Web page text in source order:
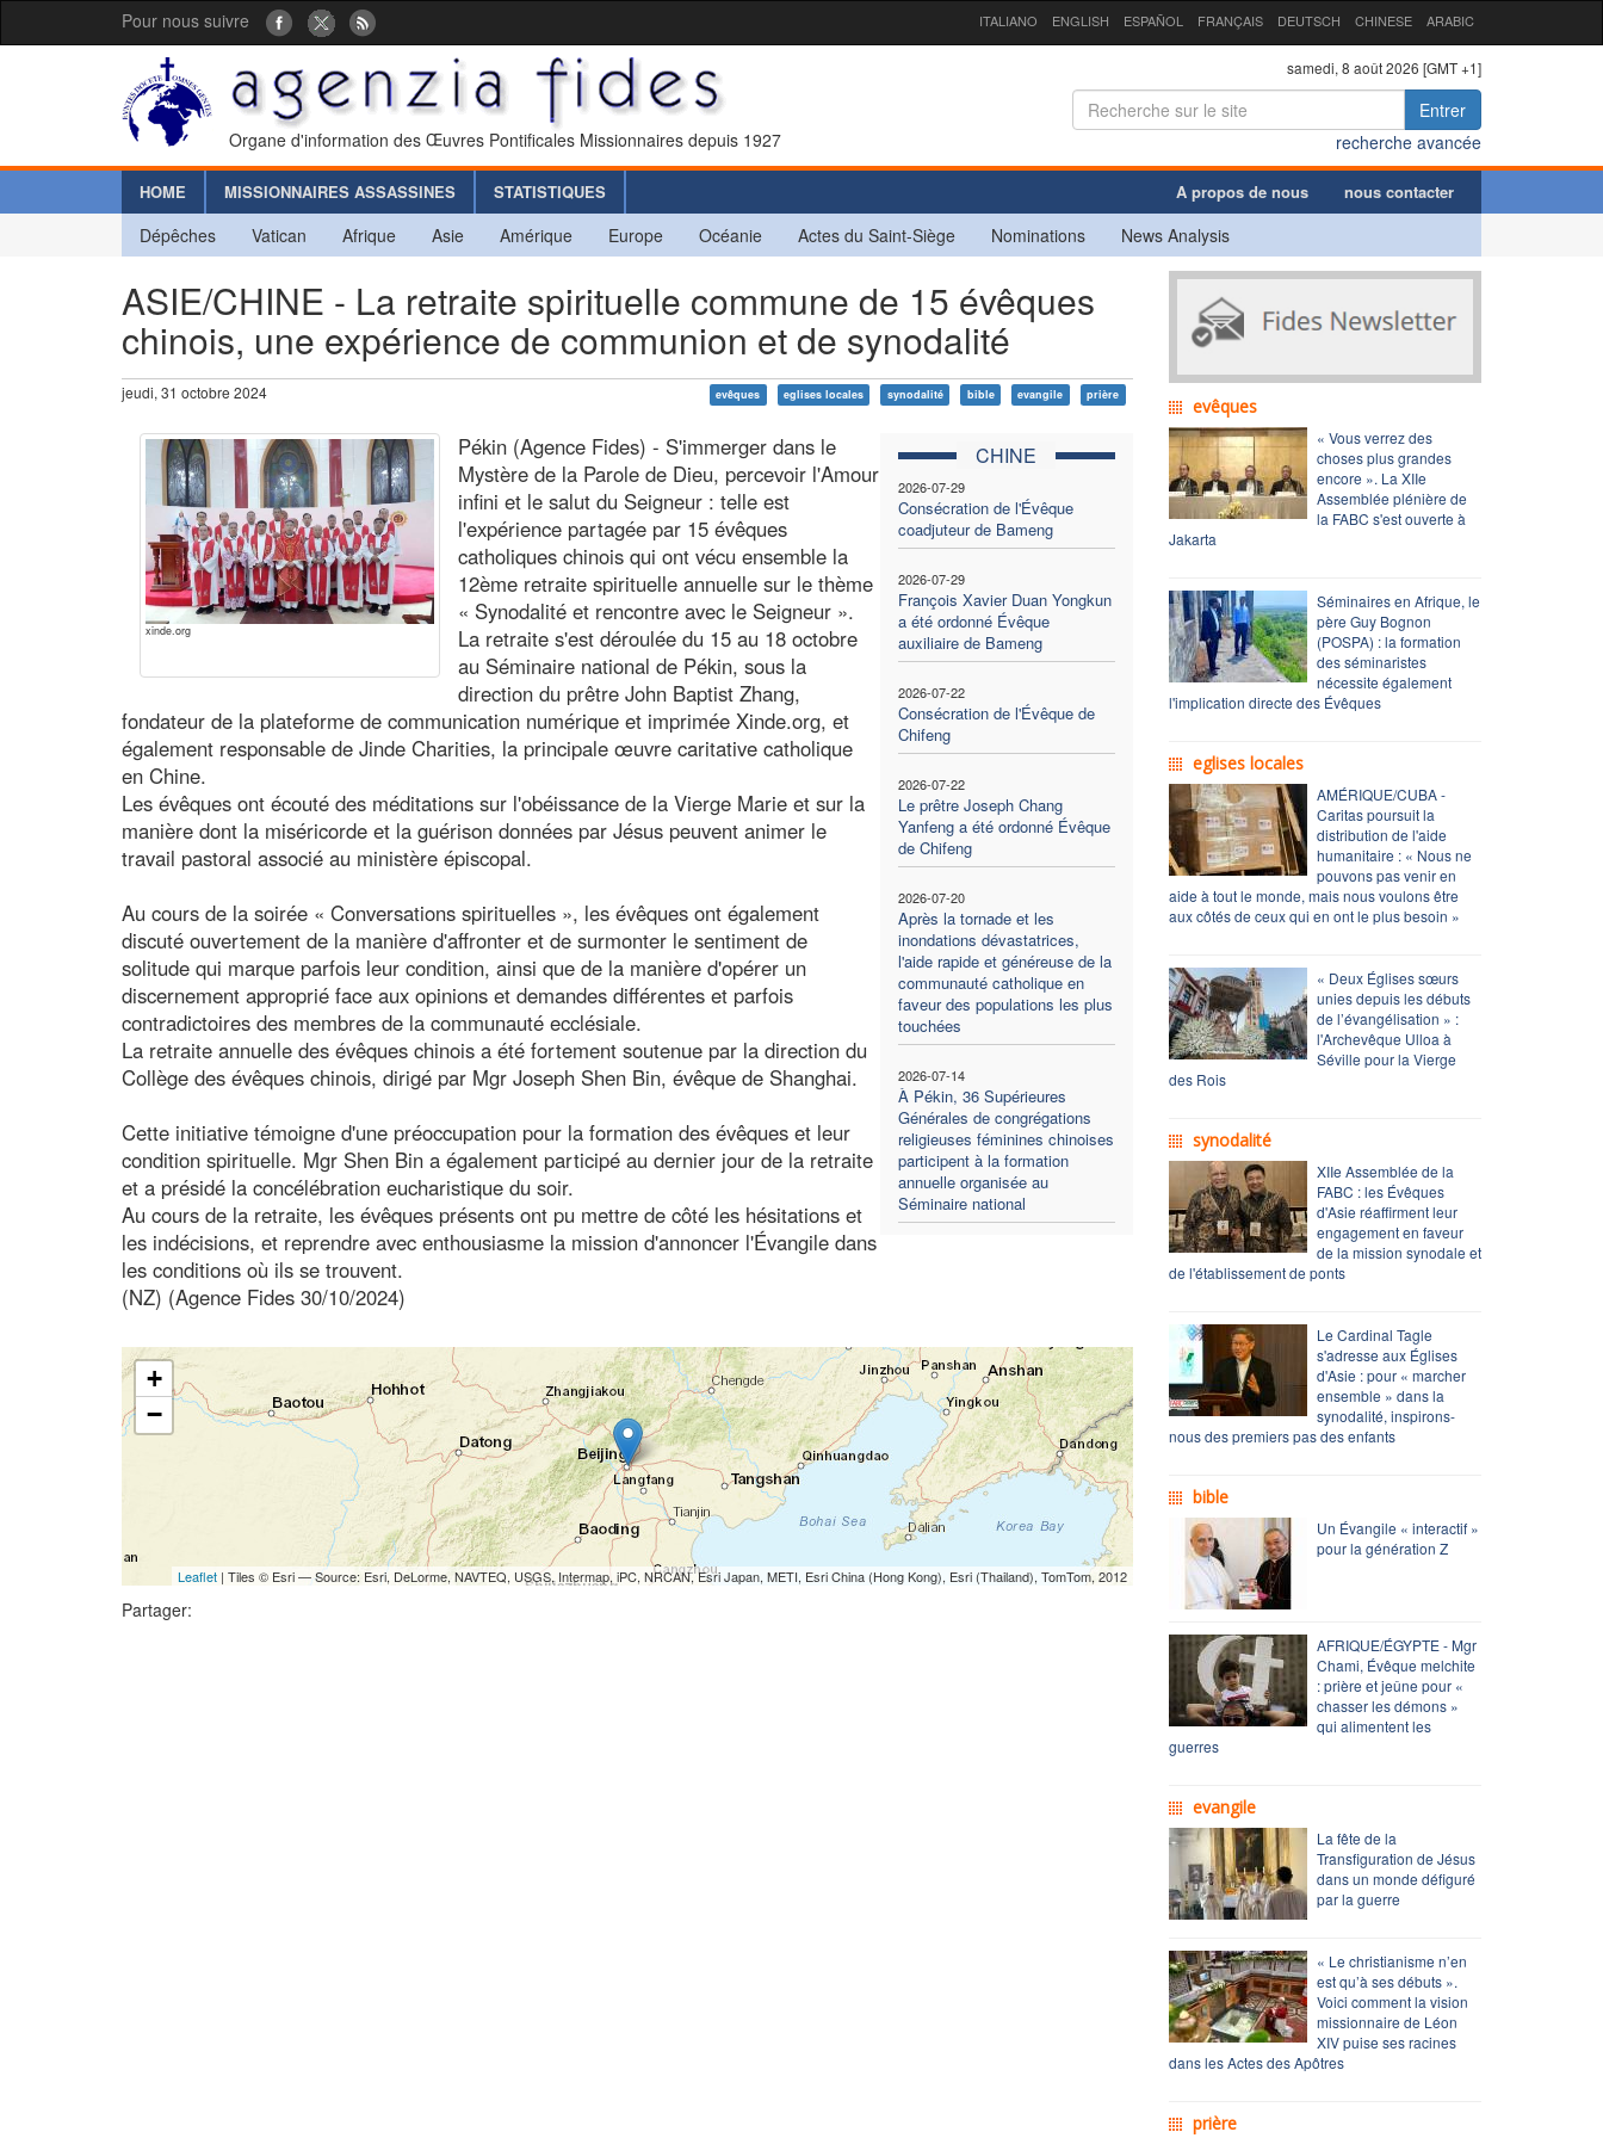
Pour nous suivre ITALIANO ENGLISH ESPAÑOL FRANÇAIS DEUTSCH CHINESE ARABIC
Organe d'information des Œuvres Pontificales Missionnaires depuis 1927
samedi, 8 août 2026 [GMT +1]
Entrer
recherche avancée
HOME MISSIONNAIRES ASSASSINES STATISTIQUES A propos de nous nous contacter
Dépêches Vatican Afrique Asie Amérique Europe Océanie Actes du Saint-Siège Nominations News Analysis
ASIE/CHINE - La retraite spirituelle commune de 15 évêques
chinois, une expérience de communion et de synodalité
jeudi, 31 octobre 2024 evêques eglises locales synodalité bible evangile prière
xinde.org
CHINE
2026-07-29
Consécration de l'Évêque
coadjuteur de Bameng
2026-07-29
François Xavier Duan Yongkun
a été ordonné Évêque
auxiliaire de Bameng
2026-07-22
Consécration de l'Évêque de
Chifeng
2026-07-22
Le prêtre Joseph Chang
Yanfeng a été ordonné Évêque
de Chifeng
2026-07-20
Après la tornade et les
inondations dévastatrices,
l'aide rapide et généreuse de la
communauté catholique en
faveur des populations les plus
touchées
2026-07-14
À Pékin, 36 Supérieures
Générales de congrégations
religieuses féminines chinoises
participent à la formation
annuelle organisée au
Séminaire national
Pékin (Agence Fides) - S'immerger dans le
Mystère de la Parole de Dieu, percevoir l'Amour
infini et le salut du Seigneur : telle est
l'expérience partagée par 15 évêques
catholiques chinois qui ont vécu ensemble la
12ème retraite spirituelle annuelle sur le thème
« Synodalité et rencontre avec le Seigneur ».
La retraite s'est déroulée du 15 au 18 octobre
au Séminaire national de Pékin, sous la
direction du prêtre John Baptist Zhang,
fondateur de la plateforme de communication numérique et imprimée Xinde.org, et
également responsable de Jinde Charities, la principale œuvre caritative catholique
en Chine.
Les évêques ont écouté des méditations sur l'obéissance de la Vierge Marie et sur la
manière dont la miséricorde et la guérison données par Jésus peuvent animer le
travail pastoral associé au ministère épiscopal.
Au cours de la soirée « Conversations spirituelles », les évêques ont également
discuté ouvertement de la manière d'affronter et de surmonter le sentiment de
solitude qui marque parfois leur condition, ainsi que de la manière d'opérer un
discernement approprié face aux opinions et demandes différentes et parfois
contradictoires des membres de la communauté ecclésiale.
La retraite annuelle des évêques chinois a été fortement soutenue par la direction du
Collège des évêques chinois, dirigé par Mgr Joseph Shen Bin, évêque de Shanghai.
Cette initiative témoigne d'une préoccupation pour la formation des évêques et leur
condition spirituelle. Mgr Shen Bin a également participé au dernier jour de la retraite
et a présidé la concélébration eucharistique du soir.
Au cours de la retraite, les évêques présents ont pu mettre de côté les hésitations et
les indécisions, et reprendre avec enthousiasme la mission d'annoncer l'Évangile dans
les conditions où ils se trouvent.
(NZ) (Agence Fides 30/10/2024)
+
−
Leaflet| Tiles © Esri — Source: Esri, DeLorme, NAVTEQ, USGS, Intermap, iPC, NRCAN, Esri Japan, METI, Esri China (Hong Kong), Esri (Thailand), TomTom, 2012
Partager:
evêques
« Vous verrez des
choses plus grandes
encore ». La XIIe
Assemblée plénière de
la FABC s'est ouverte à
Jakarta
Séminaires en Afrique, le
père Guy Bognon
(POSPA) : la formation
des séminaristes
nécessite également
l'implication directe des Évêques
eglises locales
AMÉRIQUE/CUBA -
Caritas poursuit la
distribution de l'aide
humanitaire : « Nous ne
pouvons pas venir en
aide à tout le monde, mais nous voulons être
aux côtés de ceux qui en ont le plus besoin »
« Deux Églises sœurs
unies depuis les débuts
de l’évangélisation » :
l'Archevêque Ulloa à
Séville pour la Vierge
des Rois
synodalité
XIIe Assemblée de la
FABC : les Évêques
d'Asie réaffirment leur
engagement en faveur
de la mission synodale et
de l'établissement de ponts
Le Cardinal Tagle
s'adresse aux Églises
d'Asie : pour « marcher
ensemble » dans la
synodalité, inspirons-
nous des premiers pas des enfants
bible
Un Évangile « interactif »
pour la génération Z
AFRIQUE/ÉGYPTE - Mgr
Chami, Évêque melchite
: prière et jeûne pour «
chasser les démons »
qui alimentent les
guerres
evangile
La fête de la
Transfiguration de Jésus
dans un monde défiguré
par la guerre
« Le christianisme n’en
est qu’à ses débuts ».
Voici comment la vision
missionnaire de Léon
XIV puise ses racines
dans les Actes des Apôtres
prière